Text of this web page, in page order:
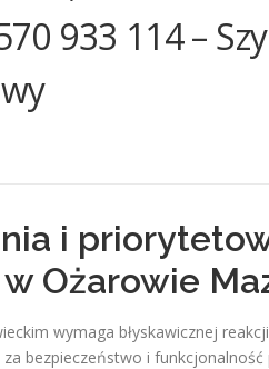
933 114 –
i
Ożarowie
wymaga błyskawicznej
bezpieczeństwo i